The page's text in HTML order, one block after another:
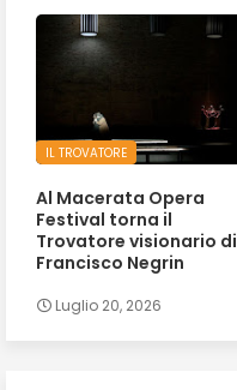
IL TROVATORE
Al Macerata Opera
Festival torna il
Trovatore visionario di
Francisco Negrin
Luglio 20, 2026